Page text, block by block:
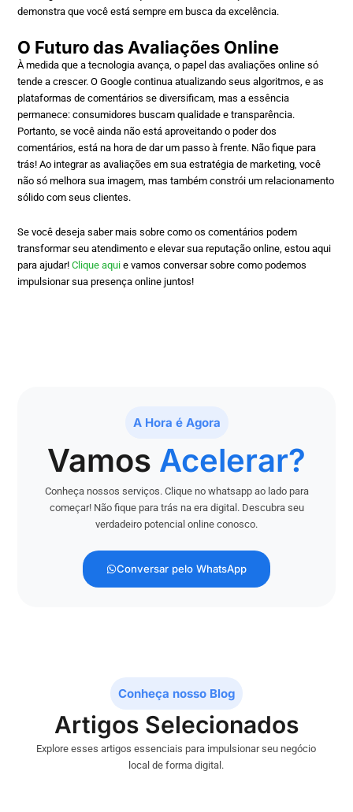
demonstra que você está sempre em busca da excelência.
O Futuro das Avaliações Online
À medida que a tecnologia avança, o papel das avaliações online só
tende a crescer. O Google continua atualizando seus algoritmos, e as
plataformas de comentários se diversificam, mas a essência
permanece: consumidores buscam qualidade e transparência.
Portanto, se você ainda não está aproveitando o poder dos
comentários, está na hora de dar um passo à frente. Não fique para
trás! Ao integrar as avaliações em sua estratégia de marketing, você
não só melhora sua imagem, mas também constrói um relacionamento
sólido com seus clientes.
Se você deseja saber mais sobre como os comentários podem
transformar seu atendimento e elevar sua reputação online, estou aqui
para ajudar!Clique aqui e vamos conversar sobre como podemos
impulsionar sua presença online juntos!
A Hora é Agora
Vamos Acelerar?
Conheça nossos serviços. Clique no whatsapp ao lado para
começar! Não fique para trás na era digital. Descubra seu
verdadeiro potencial online conosco.
Conversar pelo WhatsApp
Conheça nosso Blog
Artigos Selecionados
Explore esses artigos essenciais para impulsionar seu negócio
local de forma digital.